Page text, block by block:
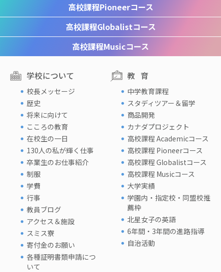
高校課程Pioneerコース
高校課程Globalistコース
高校課程Musicコース
学校について
校長メッセージ
歴史
将来に向けて
こころの教育
在校生の一日
130人の私が輝く仕事
卒業生のお仕事紹介
制服
学費
行事
教員ブログ
アクセス＆施設
スミス寮
寄付金のお願い
各種証明書類申請につ
いて
教育
中学教育課程
スタディツアー＆留学
商品開発
カナダプロジェクト
高校課程 Academicコース
高校課程 Pioneerコース
高校課程 Globalistコース
高校課程 Musicコース
大学実績
学園内・指定校・同盟校推
薦枠
北星女子の英語
6年間・3年間の進路指導
自治活動